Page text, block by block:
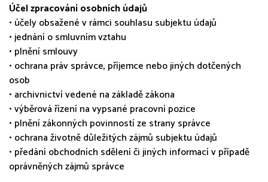
Účel zpracování osobních údajů
• účely obsažené v rámci souhlasu subjektu údajů
• jednání o smluvním vztahu
• plnění smlouvy
• ochrana práv správce, příjemce nebo jiných dotčených
osob
• archivnictví vedené na základě zákona
• výběrová řízení na vypsané pracovní pozice
• plnění zákonných povinností ze strany správce
• ochrana životně důležitých zájmů subjektu údajů
• předání obchodních sdělení či jiných informací v případě
oprávněných zájmů správce